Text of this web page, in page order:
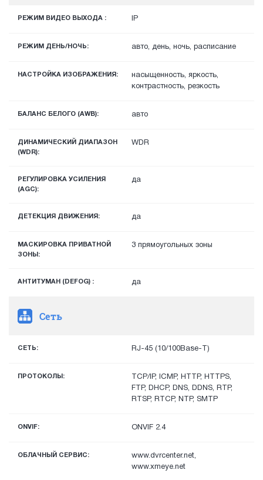
РЕЖИМ ВИДЕО ВЫХОДА : IP
РЕЖИМ ДЕНЬ/НОЧЬ: авто, день, ночь, расписание
НАСТРОЙКА ИЗОБРАЖЕНИЯ:
насыщенность, яркость,
контрастность, резкость
БАЛАНС БЕЛОГО (AWB): авто
ДИНАМИЧЕСКИЙ ДИАПАЗОН
(WDR):
WDR
РЕГУЛИРОВКА УСИЛЕНИЯ
(AGC):
да
ДЕТЕКЦИЯ ДВИЖЕНИЯ: да
МАСКИРОВКА ПРИВАТНОЙ
ЗОНЫ:
3 прямоугольных зоны
АНТИТУМАН (DEFOG) : да
Сеть
СЕТЬ: RJ-45 (10/100Base-T)
ПРОТОКОЛЫ:
TCP/IP, ICMP, HTTP, HTTPS,
FTP, DHCP, DNS, DDNS, RTP,
RTSP, RTCP, NTP, SMTP
ONVIF: ONVIF 2.4
ОБЛАЧНЫЙ СЕРВИС:
www.dvrcenter.net,
www.xmeye.net